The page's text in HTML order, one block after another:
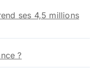
ses 4,5 millions
?